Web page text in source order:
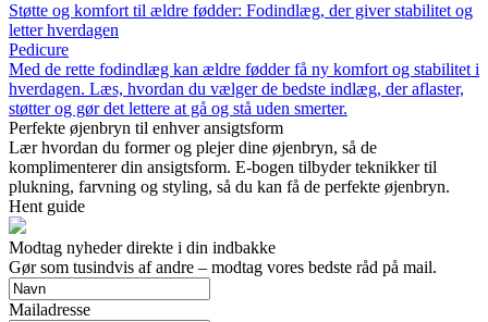
Støtte og komfort til ældre fødder: Fodindlæg, der giver stabilitet og
letter hverdagen
Pedicure
Med de rette fodindlæg kan ældre fødder få ny komfort og stabilitet i
hverdagen. Læs, hvordan du vælger de bedste indlæg, der aflaster,
støtter og gør det lettere at gå og stå uden smerter.
Perfekte øjenbryn til enhver ansigtsform
Lær hvordan du former og plejer dine øjenbryn, så de
komplimenterer din ansigtsform. E-bogen tilbyder teknikker til
plukning, farvning og styling, så du kan få de perfekte øjenbryn.
Hent guide
Modtag nyheder direkte i din indbakke
Gør som tusindvis af andre – modtag vores bedste råd på mail.
Mailadresse